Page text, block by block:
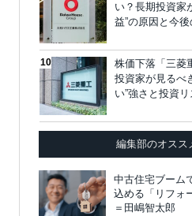
い？長期投資家
益”の原因と今
株価下落「三菱
投資家が見るべ
い”強さと投資
編集部のオスス
中古住宅ブーム
込める「リフォ
＝田嶋智太郎